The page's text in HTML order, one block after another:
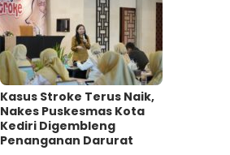
Kasus Stroke Terus Naik,
Nakes Puskesmas Kota
Kediri Digembleng
Penanganan Darurat